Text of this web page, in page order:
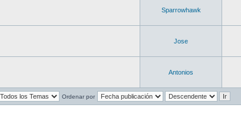
Sparrowhawk
Jose
Antonios
Ordenar por